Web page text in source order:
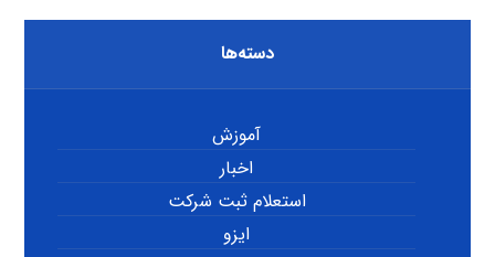
دسته‌ها
آموزش
اخبار
استعلام ثبت شرکت
ایزو